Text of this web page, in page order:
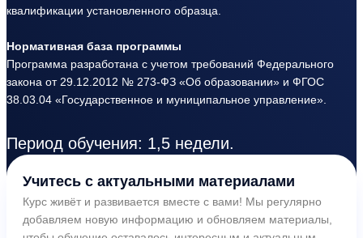
квалификации установленного образца.
Нормативная база программы
Программа разработана с учетом требований Федерального
закона от 29.12.2012 № 273-ФЗ «Об образовании» и ФГОС
38.03.04 «Государственное и муниципальное управление».
Период обучения: 1,5 недели.
Учитесь с актуальными материалами
Курс живёт и развивается вместе с вами! Мы регулярно
добавляем новую информацию и обновляем материалы,